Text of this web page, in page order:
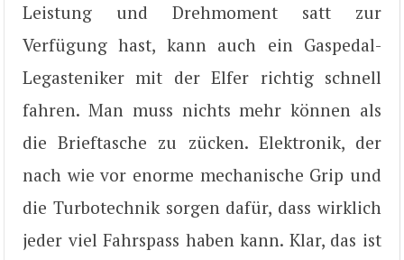
Leistung und Drehmoment satt zur
Verfügung hast, kann auch ein Gaspedal-
Legasteniker mit der Elfer richtig schnell
fahren. Man muss nichts mehr können als
die Brieftasche zu zücken. Elektronik, der
nach wie vor enorme mechanische Grip und
die Turbotechnik sorgen dafür, dass wirklich
jeder viel Fahrspass haben kann. Klar, das ist